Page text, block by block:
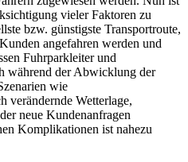
vieler Faktoren zu
bzw. günstigste Transportroute,
angefahren werden und
Fuhrparkleiter und
während der Abwicklung der
wie
verändernde Wetterlage,
neue Kundenanfragen
Komplikationen ist nahezu